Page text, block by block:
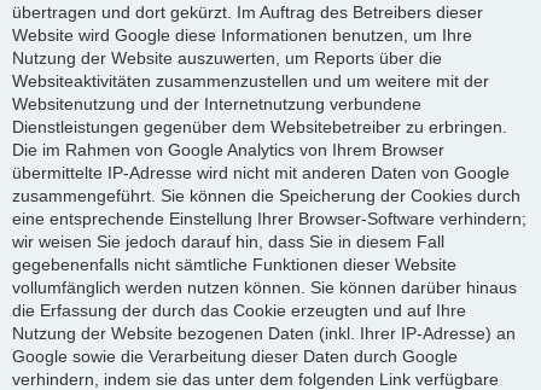
übertragen und dort gekürzt. Im Auftrag des Betreibers dieser
Website wird Google diese Informationen benutzen, um Ihre
Nutzung der Website auszuwerten, um Reports über die
Websiteaktivitäten zusammenzustellen und um weitere mit der
Websitenutzung und der Internetnutzung verbundene
Dienstleistungen gegenüber dem Websitebetreiber zu erbringen.
Die im Rahmen von Google Analytics von Ihrem Browser
übermittelte IP-Adresse wird nicht mit anderen Daten von Google
zusammengeführt. Sie können die Speicherung der Cookies durch
eine entsprechende Einstellung Ihrer Browser-Software verhindern;
wir weisen Sie jedoch darauf hin, dass Sie in diesem Fall
gegebenenfalls nicht sämtliche Funktionen dieser Website
vollumfänglich werden nutzen können. Sie können darüber hinaus
die Erfassung der durch das Cookie erzeugten und auf Ihre
Nutzung der Website bezogenen Daten (inkl. Ihrer IP-Adresse) an
Google sowie die Verarbeitung dieser Daten durch Google
verhindern, indem sie das unter dem folgenden Link verfügbare